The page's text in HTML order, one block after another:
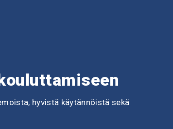
hyvistä käytännöistä sekä